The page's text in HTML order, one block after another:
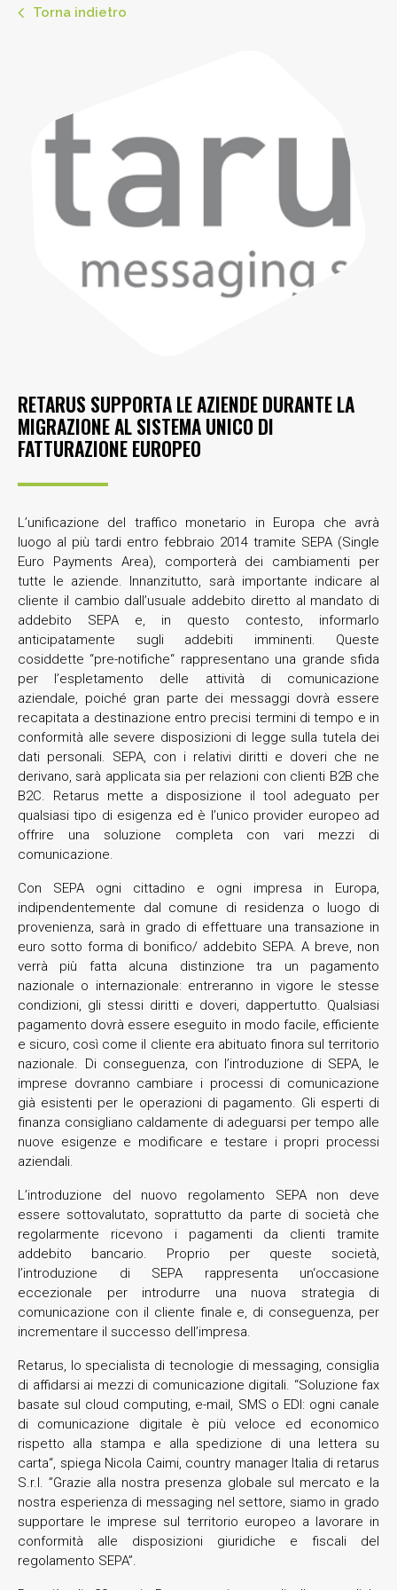
Torna indietro
RETARUS SUPPORTA LE AZIENDE DURANTE LA
MIGRAZIONE AL SISTEMA UNICO DI
FATTURAZIONE EUROPEO
L’unificazione del traffico monetario in Europa che avrà
luogo al più tardi entro febbraio 2014 tramite SEPA (Single
Euro Payments Area), comporterà dei cambiamenti per
tutte le aziende. Innanzitutto, sarà importante indicare al
cliente il cambio dall’usuale addebito diretto al mandato di
addebito SEPA e, in questo contesto, informarlo
anticipatamente sugli addebiti imminenti. Queste
cosiddette “pre-notifiche“ rappresentano una grande sfida
per l’espletamento delle attività di comunicazione
aziendale, poiché gran parte dei messaggi dovrà essere
recapitata a destinazione entro precisi termini di tempo e in
conformità alle severe disposizioni di legge sulla tutela dei
dati personali. SEPA, con i relativi diritti e doveri che ne
derivano, sarà applicata sia per relazioni con clienti B2B che
B2C. Retarus mette a disposizione il tool adeguato per
qualsiasi tipo di esigenza ed è l’unico provider europeo ad
offrire una soluzione completa con vari mezzi di
comunicazione.
Con SEPA ogni cittadino e ogni impresa in Europa,
indipendentemente dal comune di residenza o luogo di
provenienza, sarà in grado di effettuare una transazione in
euro sotto forma di bonifico/ addebito SEPA. A breve, non
verrà più fatta alcuna distinzione tra un pagamento
nazionale o internazionale: entreranno in vigore le stesse
condizioni, gli stessi diritti e doveri, dappertutto. Qualsiasi
pagamento dovrà essere eseguito in modo facile, efficiente
e sicuro, così come il cliente era abituato finora sul territorio
nazionale. Di conseguenza, con l’introduzione di SEPA, le
imprese dovranno cambiare i processi di comunicazione
già esistenti per le operazioni di pagamento. Gli esperti di
finanza consigliano caldamente di adeguarsi per tempo alle
nuove esigenze e modificare e testare i propri processi
aziendali.
L’introduzione del nuovo regolamento SEPA non deve
essere sottovalutato, soprattutto da parte di società che
regolarmente ricevono i pagamenti da clienti tramite
addebito bancario. Proprio per queste società,
l’introduzione di SEPA rappresenta un‘occasione
eccezionale per introdurre una nuova strategia di
comunicazione con il cliente finale e, di conseguenza, per
incrementare il successo dell’impresa.
Retarus, lo specialista di tecnologie di messaging, consiglia
di affidarsi ai mezzi di comunicazione digitali. “Soluzione fax
basate sul cloud computing, e-mail, SMS o EDI: ogni canale
di comunicazione digitale è più veloce ed economico
rispetto alla stampa e alla spedizione di una lettera su
carta“, spiega Nicola Caimi, country manager Italia di retarus
S.r.l. ”Grazie alla nostra presenza globale sul mercato e la
nostra esperienza di messaging nel settore, siamo in grado
supportare le imprese sul territorio europeo a lavorare in
conformità alle disposizioni giuridiche e fiscali del
regolamento SEPA”.